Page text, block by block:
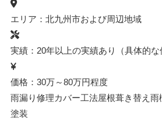
エリア：北九州市および周辺地域
実績：20年以上の実績あり（具体的な
価格：30万～80万円程度
雨漏り修理カバー工法屋根葺き替え 雨
塗装